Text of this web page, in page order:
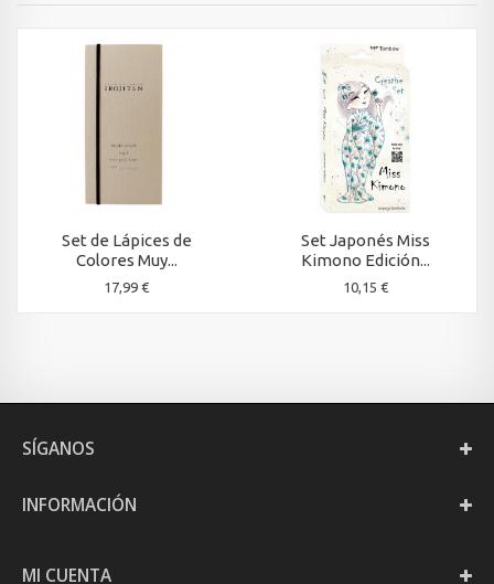
Set de Lápices de
Colores Muy...
17,99 €
Set Japonés Miss
Kimono Edición...
10,15 €
SÍGANOS
INFORMACIÓN
MI CUENTA